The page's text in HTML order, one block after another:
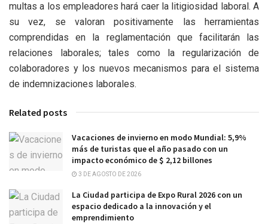
multas a los empleadores hará caer la litigiosidad laboral. A
su vez, se valoran positivamente las herramientas
comprendidas en la reglamentación que facilitarán las
relaciones laborales; tales como la regularización de
colaboradores y los nuevos mecanismos para el sistema
de indemnizaciones laborales.
Related posts
Vacaciones de invierno en modo Mundial: 5,9%
más de turistas que el año pasado con un
impacto económico de $ 2,12 billones
3 DE AGOSTO DE 2026
La Ciudad participa de Expo Rural 2026 con un
espacio dedicado a la innovación y el
emprendimiento